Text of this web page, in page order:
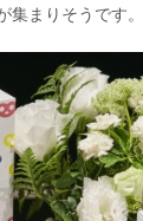
まりそうです。